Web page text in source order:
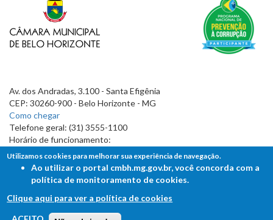
Av. dos Andradas, 3.100 - Santa Efigênia
CEP: 30260-900 - Belo Horizonte - MG
Como chegar
Telefone geral: (31) 3555-1100
Horário de funcionamento:
7h às 19h
FALE COM A CÂMARA
Utilizamos cookies para melhorar sua experiência de navegação.
Ao utilizar o portal cmbh.mg.gov.br, você concorda com a
política de monitoramento de cookies.
Clique aqui para ver a política de cookies